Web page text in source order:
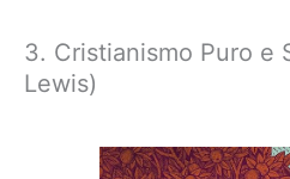
3. Cristianismo Puro e
Lewis)